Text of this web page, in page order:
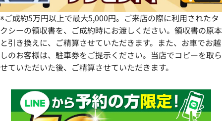
※ご成約5万円以上で最大5,000円。ご来店の際に利用されたタ
クシーの領収書を、ご成約時にお渡しください。領収書の原本
と引き換えに、ご精算させていただきます。また、お車でお越
しのお客様は、駐車券をご提示ください。当店でコピーを取ら
せていただいた後、ご精算させていただきます。